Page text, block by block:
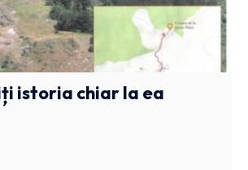
istoria chiar la ea